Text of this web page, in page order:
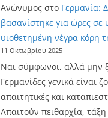
Ανώνυμοςστο Γερμανία:
βασανίστηκε για ώρες σε
υιοθετημένη νέγρα κόρη
11 Οκτωβρίου 2025
Ναι σύμφωνοι, αλλά μην
Γερμανίδες γενικά είναι
απαιτητικές και
Απαιτούν πειθαρχία,